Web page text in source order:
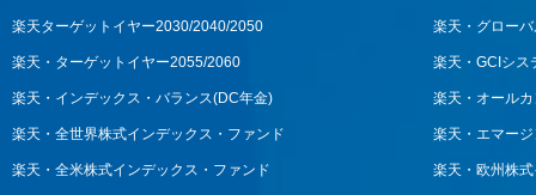
楽天ターゲットイヤー2030/2040/2050
楽天・ターゲットイヤー2055/2060
楽天・インデックス・バランス(DC年金)
楽天・全世界株式インデックス・ファンド
楽天・全米株式インデックス・ファンド
楽天・グロー
楽天・GCIシス
楽天・オール
楽天・エマー
楽天・欧州株